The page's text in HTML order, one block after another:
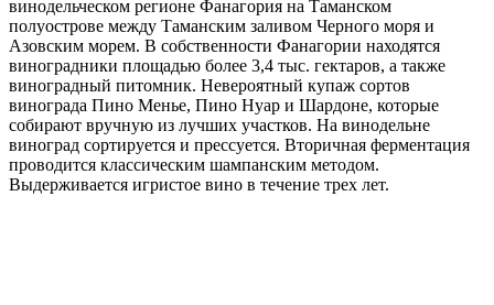
винодельческом регионе Фанагория на Таманском
полуострове между Таманским заливом Черного моря и
Азовским морем. В собственности Фанагории находятся
виноградники площадью более 3,4 тыс. гектаров, а также
виноградный питомник. Невероятный купаж сортов
винограда Пино Менье, Пино Нуар и Шардоне, которые
собирают вручную из лучших участков. На винодельне
виноград сортируется и прессуется. Вторичная ферментация
проводится классическим шампанским методом.
Выдерживается игристое вино в течение трех лет.